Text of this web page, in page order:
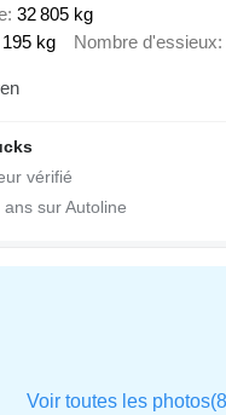
32 805 kg
195 kg Nombre d'essieux
ans sur Autoline